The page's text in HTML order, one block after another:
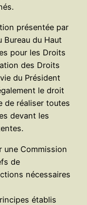
présentée par
Bureau du Haut
pour les Droits
des Droits
du Président
le droit
de réaliser toutes
devant les
une Commission
de
nécessaires
établis